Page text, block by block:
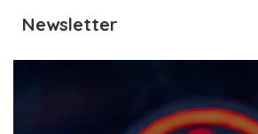
Newsletter